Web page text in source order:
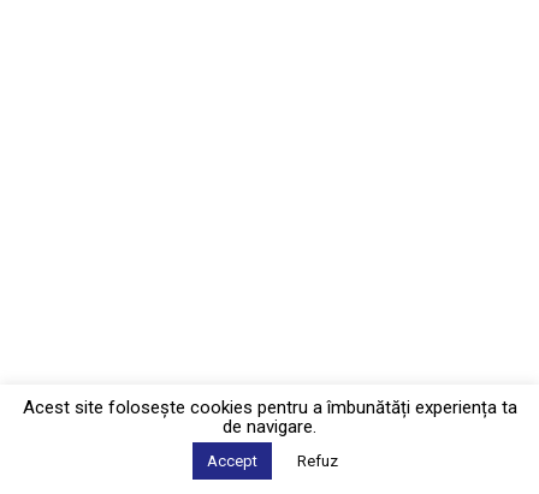
Acest site foloseşte cookies pentru a îmbunătăți experiența ta
de navigare.
Accept Refuz